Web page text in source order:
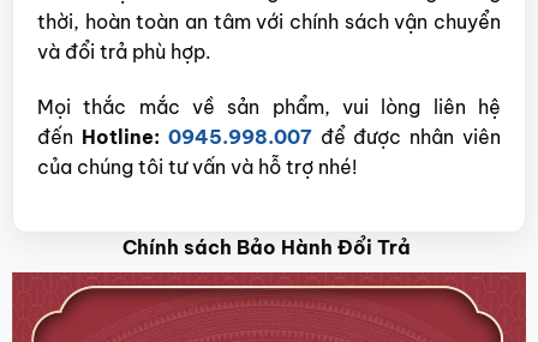
thời, hoàn toàn an tâm với chính sách vận chuyển
và đổi trả phù hợp.
Mọi thắc mắc về sản phẩm, vui lòng liên hệ
đến Hotline: 0945.998.007để được nhân viên
của chúng tôi tư vấn và hỗ trợ nhé!
Chính sách Bảo Hành Đổi Trả